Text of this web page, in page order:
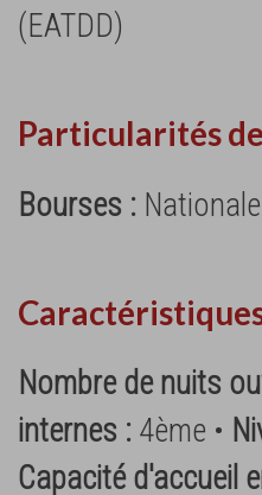
(EATDD)
Particularités
Bourses : Nationale
Nombre de nuits
internes : 4ème •
Capacité d'accueil